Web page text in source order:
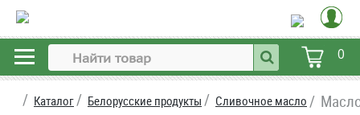
0
Каталог Белорусские продукты Сливочное масло